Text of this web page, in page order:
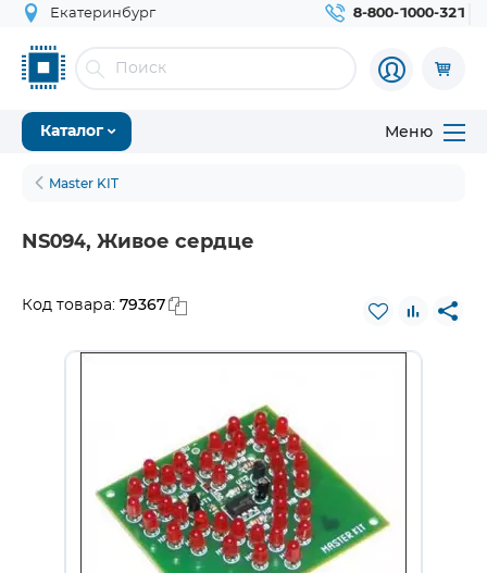
Екатеринбург 8-800-1000-321
Каталог Меню
Master KIT
NS094, Живое сердце
Код товара: 79367